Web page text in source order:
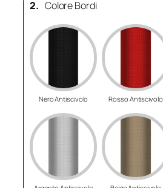
2. Colore Bordi
Nero Antiscivolo Rosso Antiscivolo